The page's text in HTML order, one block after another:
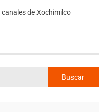
de Xochimilco